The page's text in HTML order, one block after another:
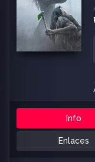
Info
Enlaces